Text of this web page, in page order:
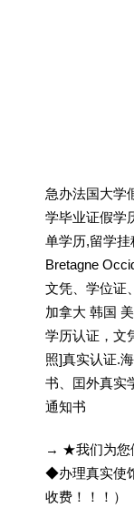
急办法国大学
学毕业证假学
单学历,留学
Bretagne
文凭、学位证
加拿大 韩国
学历认证，文
照]真实认证.
书、囯外真实
通知书
→ ★我们为您
◆办理真实使
收费！！！）